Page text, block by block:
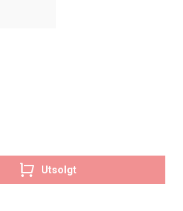
Utsolgt